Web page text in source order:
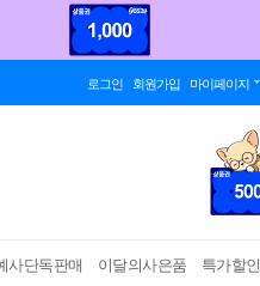
로그인 회원가입 마이페이지
사단독판매 이달의사은품 특가할인